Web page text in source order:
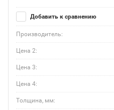
Добавить к сравнению
Производитель:
Цена 2:
Цена 3:
Цена 4:
Толщина, мм: